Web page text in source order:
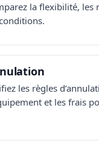
la flexibilité, les
les règles
et les frais